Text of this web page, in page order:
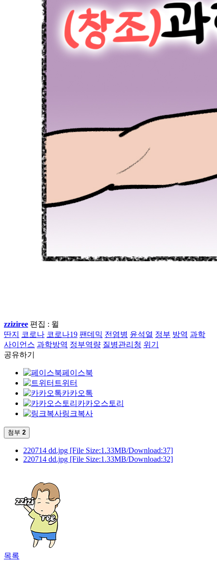
zziziree 편집 : 윌ㅤ
딴지
코로나 코로나19 팬데믹 전염병 윤석열 정부 방역 과학
사이언스 과학방역 정부역량 질병관리청 위기
공유하기
페이스북
트위터
카카오톡
카카오스토리
링크복사
첨부 2
220714 dd.jpg [File Size:1.33MB/Download:37]
220714 dd.jpg [File Size:1.33MB/Download:32]
목록